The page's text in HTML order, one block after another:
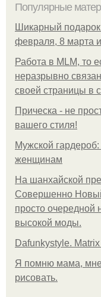
Популярные
Шикарный
февраля, 8 марта
Работа в MLM, то
неразрывно
своей страницы в
Прическа - не
вашего стиля!
Мужской
женщинам
На шанхайской
Совершенно
просто очередной
высокой моды.
Dafunkystyle.
Я помню мама, мне
рисовать.